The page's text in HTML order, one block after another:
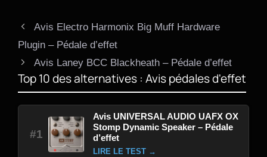
Avis Electro Harmonix Big Muff Hardware
Plugin – Pédale d’effet
Avis Laney BCC Blackheath – Pédale d’effet
Top 10 des alternatives : Avis pédales d'effet
#1
Avis UNIVERSAL AUDIO UAFX OX
Stomp Dynamic Speaker – Pédale
d’effet
LIRE LE TEST →